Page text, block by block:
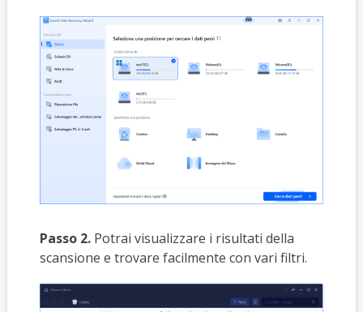
Passo 2.Potrai visualizzare i risultati della
scansione e trovare facilmente con vari filtri.